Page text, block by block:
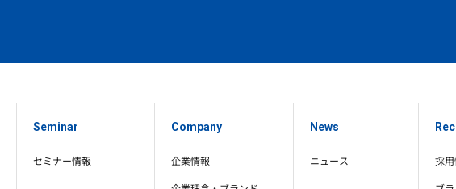
Seminar
セミナー情報
Company
企業情報
News
ニュース
採